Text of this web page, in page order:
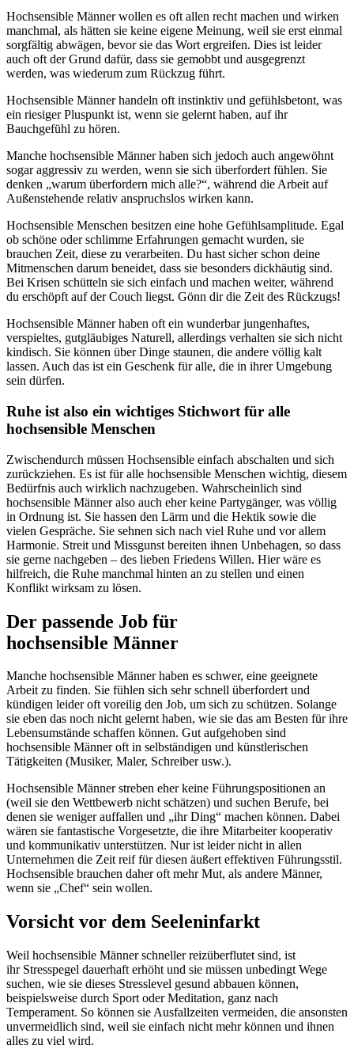
Hochsensible Männer wollen es oft allen recht machen und wirken
manchmal, als hätten sie keine eigene Meinung, weil sie erst einmal
sorgfältig abwägen, bevor sie das Wort ergreifen. Dies ist leider
auch oft der Grund dafür, dass sie gemobbt und ausgegrenzt
werden, was wiederum zum Rückzug führt.
Hochsensible Männer handeln oft instinktiv und gefühlsbetont, was
ein riesiger Pluspunkt ist, wenn sie gelernt haben, auf ihr
Bauchgefühl zu hören.
Manche hochsensible Männer haben sich jedoch auch angewöhnt
sogar aggressiv zu werden, wenn sie sich überfordert fühlen. Sie
denken „warum überfordern mich alle?“, während die Arbeit auf
Außenstehende relativ anspruchslos wirken kann.
Hochsensible Menschen besitzen eine hohe Gefühlsamplitude. Egal
ob schöne oder schlimme Erfahrungen gemacht wurden, sie
brauchen Zeit, diese zu verarbeiten. Du hast sicher schon deine
Mitmenschen darum beneidet, dass sie besonders dickhäutig sind.
Bei Krisen schütteln sie sich einfach und machen weiter, während
du erschöpft auf der Couch liegst. Gönn dir die Zeit des Rückzugs!
Hochsensible Männer haben oft ein wunderbar jungenhaftes,
verspieltes, gutgläubiges Naturell, allerdings verhalten sie sich nicht
kindisch. Sie können über Dinge staunen, die andere völlig kalt
lassen. Auch das ist ein Geschenk für alle, die in ihrer Umgebung
sein dürfen.
Ruhe ist also ein wichtiges Stichwort für alle
hochsensible Menschen
Zwischendurch müssen Hochsensible einfach abschalten und sich
zurückziehen. Es ist für alle hochsensible Menschen wichtig, diesem
Bedürfnis auch wirklich nachzugeben. Wahrscheinlich sind
hochsensible Männer also auch eher keine Partygänger, was völlig
in Ordnung ist. Sie hassen den Lärm und die Hektik sowie die
vielen Gespräche. Sie sehnen sich nach viel Ruhe und vor allem
Harmonie. Streit und Missgunst bereiten ihnen Unbehagen, so dass
sie gerne nachgeben – des lieben Friedens Willen. Hier wäre es
hilfreich, die Ruhe manchmal hinten an zu stellen und einen
Konflikt wirksam zu lösen.
Der passende Job für
hochsensible Männer
Manche hochsensible Männer haben es schwer, eine geeignete
Arbeit zu finden. Sie fühlen sich sehr schnell überfordert und
kündigen leider oft voreilig den Job, um sich zu schützen. Solange
sie eben das noch nicht gelernt haben, wie sie das am Besten für ihre
Lebensumstände schaffen können. Gut aufgehoben sind
hochsensible Männer oft in selbständigen und künstlerischen
Tätigkeiten (Musiker, Maler, Schreiber usw.).
Hochsensible Männer streben eher keine Führungspositionen an
(weil sie den Wettbewerb nicht schätzen) und suchen Berufe, bei
denen sie weniger auffallen und „ihr Ding“ machen können. Dabei
wären sie fantastische Vorgesetzte, die ihre Mitarbeiter kooperativ
und kommunikativ unterstützen. Nur ist leider nicht in allen
Unternehmen die Zeit reif für diesen äußert effektiven Führungsstil.
Hochsensible brauchen daher oft mehr Mut, als andere Männer,
wenn sie „Chef“ sein wollen.
Vorsicht vor dem Seeleninfarkt
Weil hochsensible Männer schneller reizüberflutet sind, ist
ihr Stresspegel dauerhaft erhöht und sie müssen unbedingt Wege
suchen, wie sie dieses Stresslevel gesund abbauen können,
beispielsweise durch Sport oder Meditation, ganz nach
Temperament. So können sie Ausfallzeiten vermeiden, die ansonsten
unvermeidlich sind, weil sie einfach nicht mehr können und ihnen
alles zu viel wird.